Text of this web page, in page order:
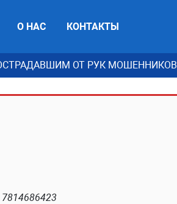
О НАС КОНТАКТЫ
ОТ РУК МОШЕННИКОВ
7814686423